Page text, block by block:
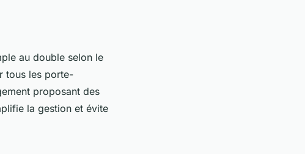
au double selon le
tous les porte-
proposant des
la gestion et évite